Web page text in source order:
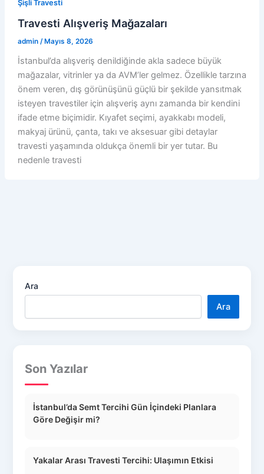
Şişli Travesti
Travesti Alışveriş Mağazaları
admin /Mayıs 8, 2026
İstanbul’da alışveriş denildiğinde akla sadece büyük
mağazalar, vitrinler ya da AVM’ler gelmez. Özellikle tarzına
önem veren, dış görünüşünü güçlü bir şekilde yansıtmak
isteyen travestiler için alışveriş aynı zamanda bir kendini
ifade etme biçimidir. Kıyafet seçimi, ayakkabı modeli,
makyaj ürünü, çanta, takı ve aksesuar gibi detaylar
travesti yaşamında oldukça önemli bir yer tutar. Bu
nedenle travesti
Ara
Ara
Son Yazılar
İstanbul’da Semt Tercihi Gün İçindeki Planlara
Göre Değişir mi?
Yakalar Arası Travesti Tercihi: Ulaşımın Etkisi